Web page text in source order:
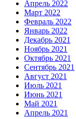
Апрель 2022
Март 2022
Февраль 2022
Январь 2022
Декабрь 2021
Ноябрь 2021
Октябрь 2021
Сентябрь 2021
Август 2021
Июль 2021
Июнь 2021
Май 2021
Апрель 2021